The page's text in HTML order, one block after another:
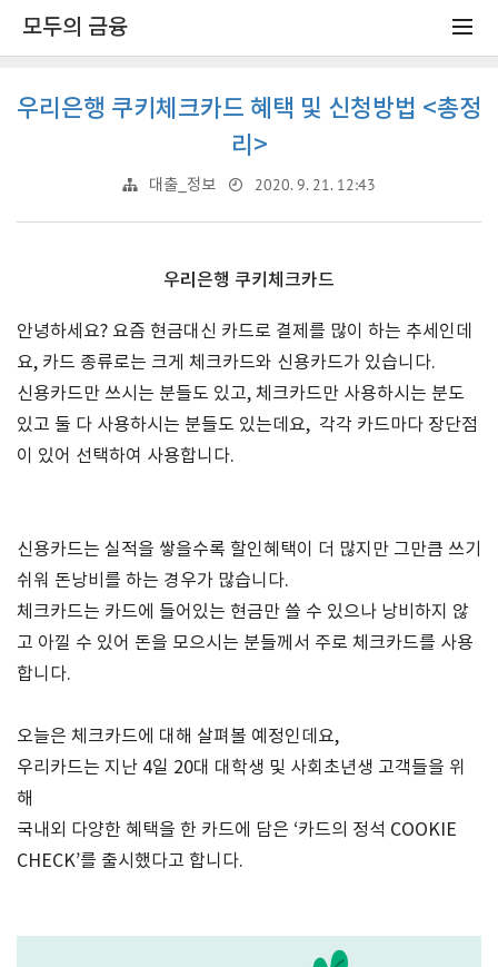
모두의 금융
우리은행 쿠키체크카드 혜택 및 신청방법 <총정
리>
대출_정보 2020. 9. 21. 12:43
우리은행 쿠키체크카드
안녕하세요? 요즘 현금대신 카드로 결제를 많이 하는 추세인데
요, 카드 종류로는 크게 체크카드와 신용카드가 있습니다.
신용카드만 쓰시는 분들도 있고, 체크카드만 사용하시는 분도
있고 둘 다 사용하시는 분들도 있는데요, 각각 카드마다 장단점
이 있어 선택하여 사용합니다.
신용카드는 실적을 쌓을수록 할인혜택이 더 많지만 그만큼 쓰기
쉬워 돈낭비를 하는 경우가 많습니다.
체크카드는 카드에 들어있는 현금만 쓸 수 있으나 낭비하지 않
고 아낄 수 있어 돈을 모으시는 분들께서 주로 체크카드를 사용
합니다.
오늘은 체크카드에 대해 살펴볼 예정인데요,
우리카드는 지난 4일 20대 대학생 및 사회초년생 고객들을 위
해
국내외 다양한 혜택을 한 카드에 담은 ‘카드의 정석 COOKIE
CHECK’를 출시했다고 합니다.